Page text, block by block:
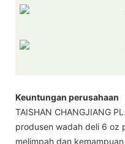
Keuntungan perusahaan
TAISHAN CHANGJIANG
produsen wadah deli 6 oz
melimpah dan